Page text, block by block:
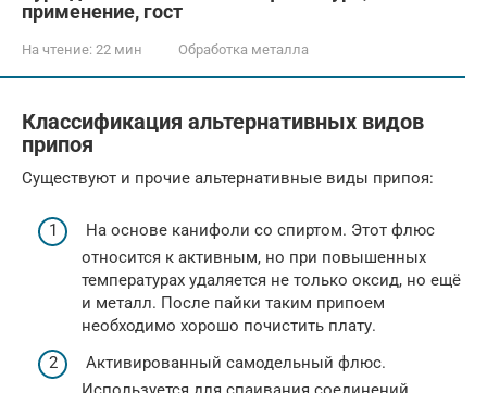
применение, гост
На чтение: 22 мин Обработка металла
Классификация альтернативных видов
припоя
Существуют и прочие альтернативные виды припоя:
На основе канифоли со спиртом. Этот флюс
относится к активным, но при повышенных
температурах удаляется не только оксид, но ещё
и металл. После пайки таким припоем
необходимо хорошо почистить плату.
Активированный самодельный флюс.